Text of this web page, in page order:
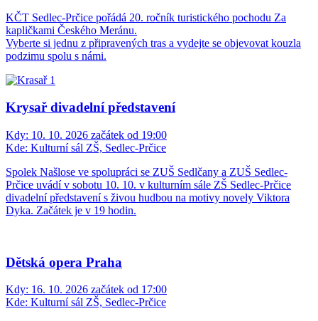
KČT Sedlec-Prčice pořádá 20. ročník turistického pochodu Za
kapličkami Českého Meránu.
Vyberte si jednu z připravených tras a vydejte se objevovat kouzla
podzimu spolu s námi.
Krysař divadelní představení
Kdy: 10. 10. 2026 začátek od 19:00
Kde: Kulturní sál ZŠ, Sedlec-Prčice
Spolek Našlose ve spolupráci se ZUŠ Sedlčany a ZUŠ Sedlec-
Prčice uvádí v sobotu 10. 10. v kulturním sále ZŠ Sedlec-Prčice
divadelní představení s živou hudbou na motivy novely Viktora
Dyka. Začátek je v 19 hodin.
Dětská opera Praha
Kdy: 16. 10. 2026 začátek od 17:00
Kde: Kulturní sál ZŠ, Sedlec-Prčice